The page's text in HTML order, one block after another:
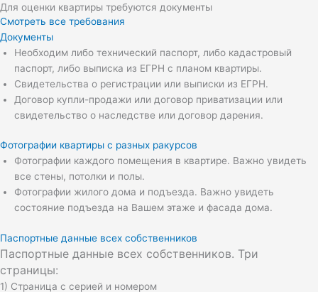
Для оценки квартиры требуются документы
Смотреть все требования
Документы
Необходим либо технический паспорт, либо кадастровый
паспорт, либо выписка из ЕГРН с планом квартиры.
Свидетельства о регистрации или выписки из ЕГРН.
Договор купли-продажи или договор приватизации или
свидетельство о наследстве или договор дарения.
Фотографии квартиры с разных ракурсов
Фотографии каждого помещения в квартире. Важно увидеть
все стены, потолки и полы.
Фотографии жилого дома и подъезда. Важно увидеть
состояние подъезда на Вашем этаже и фасада дома.
Паспортные данные всех собственников
Паспортные данные всех собственников. Три
страницы:
1) Страница с серией и номером